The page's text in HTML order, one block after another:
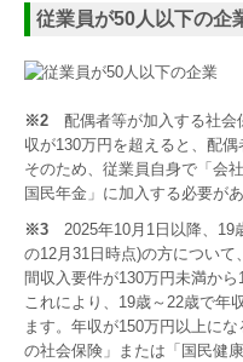
従業員が50人以下の企
※2 配偶者等が加入する社会
収が130万円を超えると、配偶
そのため、従業員自身で「会
国民年金」に加入する必要があ
※3 2025年10月1日以降、19
の12月31日時点)の方につい
間収入要件が130万円未満から
これにより、19歳～22歳で年
ます。年収が150万円以上に
の社会保険」または「国民健